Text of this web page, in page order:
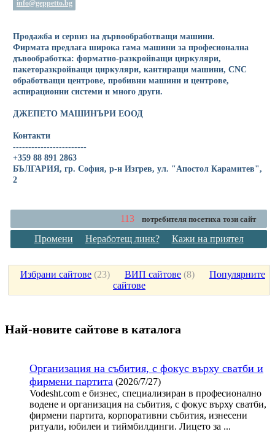
info@geppetto.bg
Продажба и сервиз на дървообработващи машини.
Фирмата предлага широка гама машини за професионална
дъвообработка: форматно-разкройващи циркуляри,
пакеторазкройващи циркуляри, кантиращи машини, CNC
обработващи центрове, пробивни машини и центрове,
аспирационни системи и много други.
ДЖЕПЕТО МАШИНЪРИ ЕООД
Контакти
------------------------
+359 88 891 2863
БЪЛГАРИЯ, гр. София, р-н Изгрев, ул. "Апостол Карамитев",
2
113 потребителя посетиха този сайт
Промени Неработещ линк? Кажи на приятел
Избрани сайтове (23) ВИП сайтове (8) Популярните
сайтове
Най-новите сайтoве в каталога
Организация на събития, с фокус върху сватби и
фирмени партита (2026/7/27)
Vodesht.com е бизнес, специализиран в професионално
водене и организация на събития, с фокус върху сватби,
фирмени партита, корпоративни събития, изнесени
ритуали, юбилеи и тиймбилдинги. Лицето за ...